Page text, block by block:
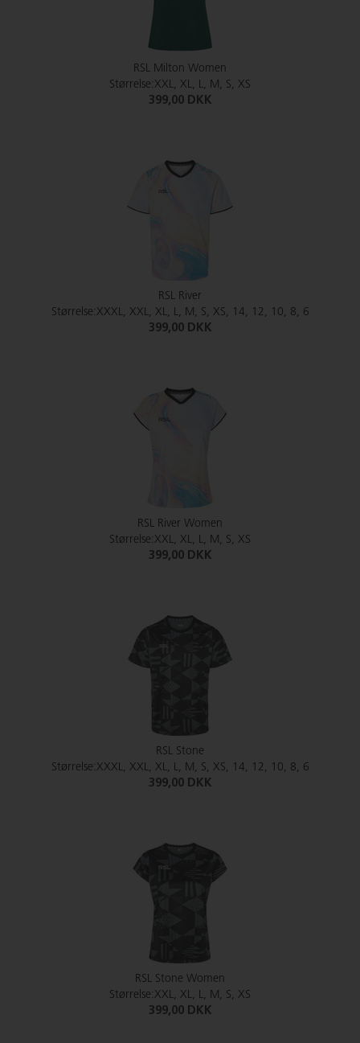
RSL Milton Women
Størrelse:XXL, XL, L, M, S, XS
399,00 DKK
RSL River
Størrelse:XXXL, XXL, XL, L, M, S, XS, 14, 12, 10, 8, 6
399,00 DKK
RSL River Women
Størrelse:XXL, XL, L, M, S, XS
399,00 DKK
RSL Stone
Størrelse:XXXL, XXL, XL, L, M, S, XS, 14, 12, 10, 8, 6
399,00 DKK
RSL Stone Women
Størrelse:XXL, XL, L, M, S, XS
399,00 DKK